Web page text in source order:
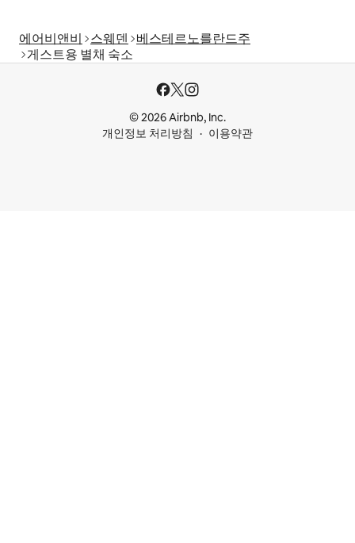
에어비앤비 스웨덴
베스테르노를란드주
게스트용 별채 숙소
© 2026 Airbnb, Inc.
개인정보 처리방침
이용약관